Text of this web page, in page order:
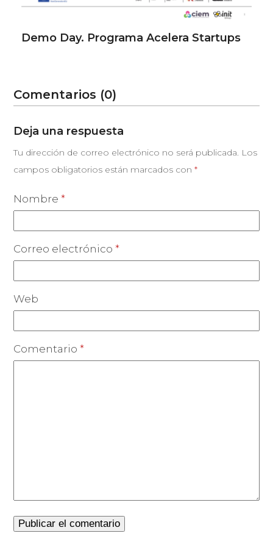
Demo Day. Programa Acelera Startups
Comentarios (0)
Deja una respuesta
Tu dirección de correo electrónico no será publicada. Los
campos obligatorios están marcados con*
Nombre*
Correo electrónico*
Web
Comentario*